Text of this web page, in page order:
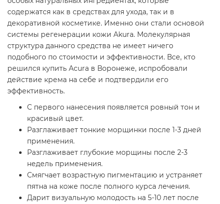
содержатся как в средствах для ухода, так и в
декоративной косметике. Именно они стали основой
системы регенерации кожи Akura. Молекулярная
структура данного средства не имеет ничего
подобного по стоимости и эффективности. Все, кто
решился купить Acura в Воронеже, испробовали
действие крема на себе и подтвердили его
эффективность.
С первого нанесения появляется ровный тон и
красивый цвет.
Разглаживает тонкие морщинки после 1-3 дней
применения.
Разглаживает глубокие морщины после 2-3
недель применения.
Смягчает возрастную пигментацию и устраняет
пятна на коже после полного курса лечения.
Дарит визуальную молодость на 5-10 лет после